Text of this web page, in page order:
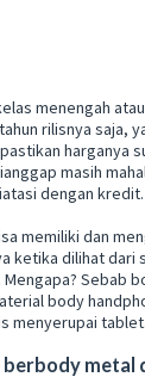
menengah
rilisnya saja,
harganya
masih
dengan kredit.
memiliki dan
ketika dilihat
Sebab
body
menyerupai tablet.
metal